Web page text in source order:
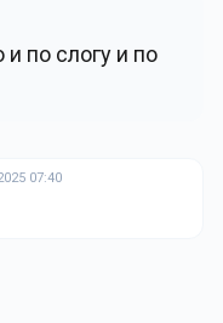
по слогу и по
07:40